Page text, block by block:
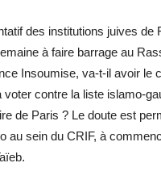
des institutions juives de
à faire barrage au
Insoumise, va-t-il avoir le
voter contre la liste islamo-
de Paris ? Le doute est
au sein du CRIF, à